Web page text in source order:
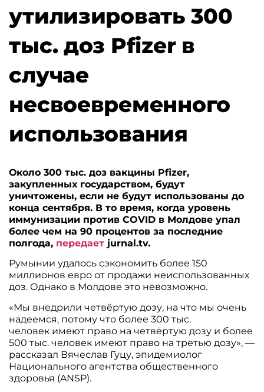
утилизировать 300
тыс. доз Pfizer в
случае
несвоевременного
использования
Около 300 тыс. доз вакцины Pfizer,
закупленных государством, будут
уничтожены, если не будут использованы до
конца сентября. В то время, когда уровень
иммунизации против COVID в Молдове упал
более чем на 90 процентов за последние
полгода, передает jurnal.tv.
Румынии удалось сэкономить более 150
миллионов евро от продажи неиспользованных
доз. Однако в Молдове это невозможно.
«Мы внедрили четвёртую дозу, на что мы очень
надеемся, потому что более 300 тыс.
человек имеют право на четвёртую дозу и более
500 тыс. человек имеют право на третью дозу», —
рассказал Вячеслав Гуцу, эпидемиолог
Национального агентства общественного
здоровья (ANSP).